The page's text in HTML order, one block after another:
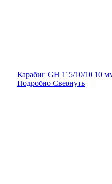
Карабин GH 115/10/10 10
Подробно Свернуть